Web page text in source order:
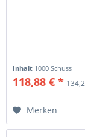
Inhalt 1000 Schuss
118,88 € *
Merken